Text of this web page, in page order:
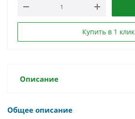
Купить в 1 клик
Описание
Общее описание